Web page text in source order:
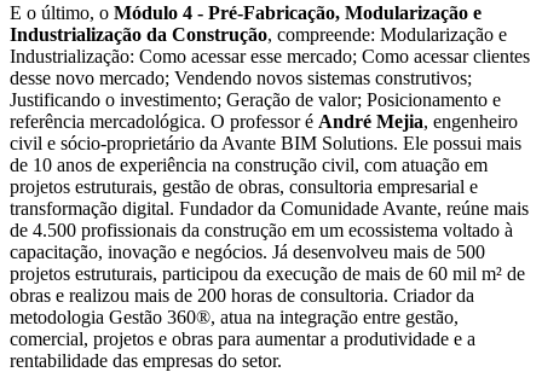
E o último, o Módulo 4 - Pré-Fabricação, Modularização e
Industrialização da Construção, compreende: Modularização e
Industrialização: Como acessar esse mercado; Como acessar clientes
desse novo mercado; Vendendo novos sistemas construtivos;
Justificando o investimento; Geração de valor; Posicionamento e
referência mercadológica. O professor é André Mejia, engenheiro
civil e sócio-proprietário da Avante BIM Solutions. Ele possui mais
de 10 anos de experiência na construção civil, com atuação em
projetos estruturais, gestão de obras, consultoria empresarial e
transformação digital. Fundador da Comunidade Avante, reúne mais
de 4.500 profissionais da construção em um ecossistema voltado à
capacitação, inovação e negócios. Já desenvolveu mais de 500
projetos estruturais, participou da execução de mais de 60 mil m² de
obras e realizou mais de 200 horas de consultoria. Criador da
metodologia Gestão 360®, atua na integração entre gestão,
comercial, projetos e obras para aumentar a produtividade e a
rentabilidade das empresas do setor.